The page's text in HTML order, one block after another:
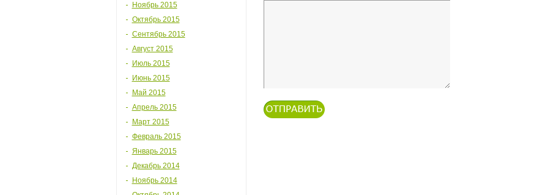
Ноябрь 2015
Октябрь 2015
Сентябрь 2015
Август 2015
Июль 2015
Июнь 2015
Май 2015
Апрель 2015
Март 2015
Февраль 2015
Январь 2015
Декабрь 2014
Ноябрь 2014